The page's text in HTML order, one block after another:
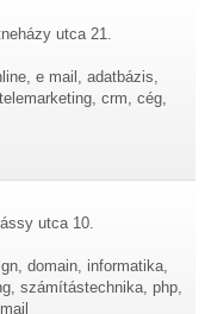
utca 21.
e mail, adatbázis,
crm, cég,
utca 10.
domain, informatika,
számítástechnika, php,